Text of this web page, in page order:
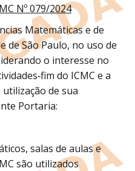
Nº 079/2024
Matemáticas e de
de São Paulo, no uso de
o interesse no
do ICMC e a
de sua
Portaria:
salas de aulas e
são utilizados